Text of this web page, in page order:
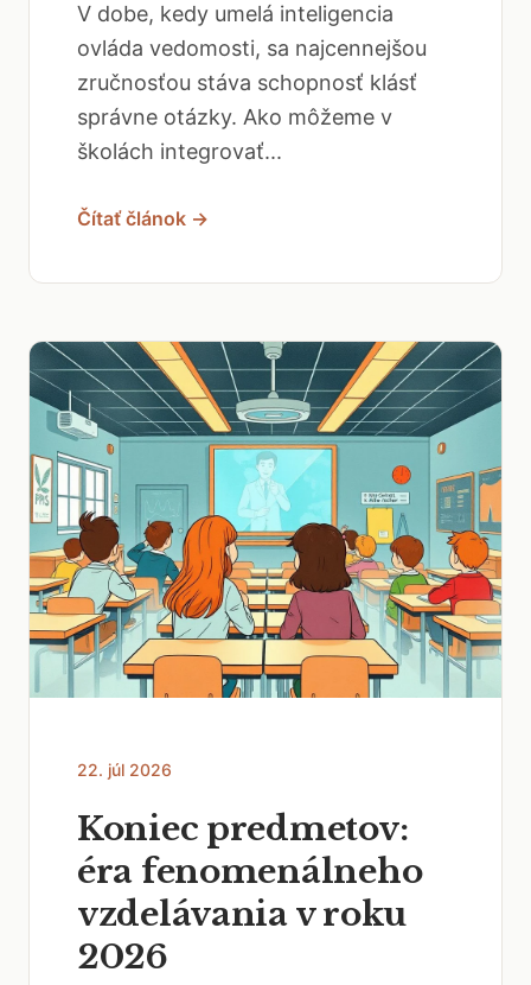
V dobe, kedy umelá inteligencia
ovláda vedomosti, sa najcennejšou
zručnosťou stáva schopnosť klásť
správne otázky. Ako môžeme v
školách integrovať...
Čítať článok →
22. júl 2026
Koniec predmetov:
éra fenomenálneho
vzdelávania v roku
2026